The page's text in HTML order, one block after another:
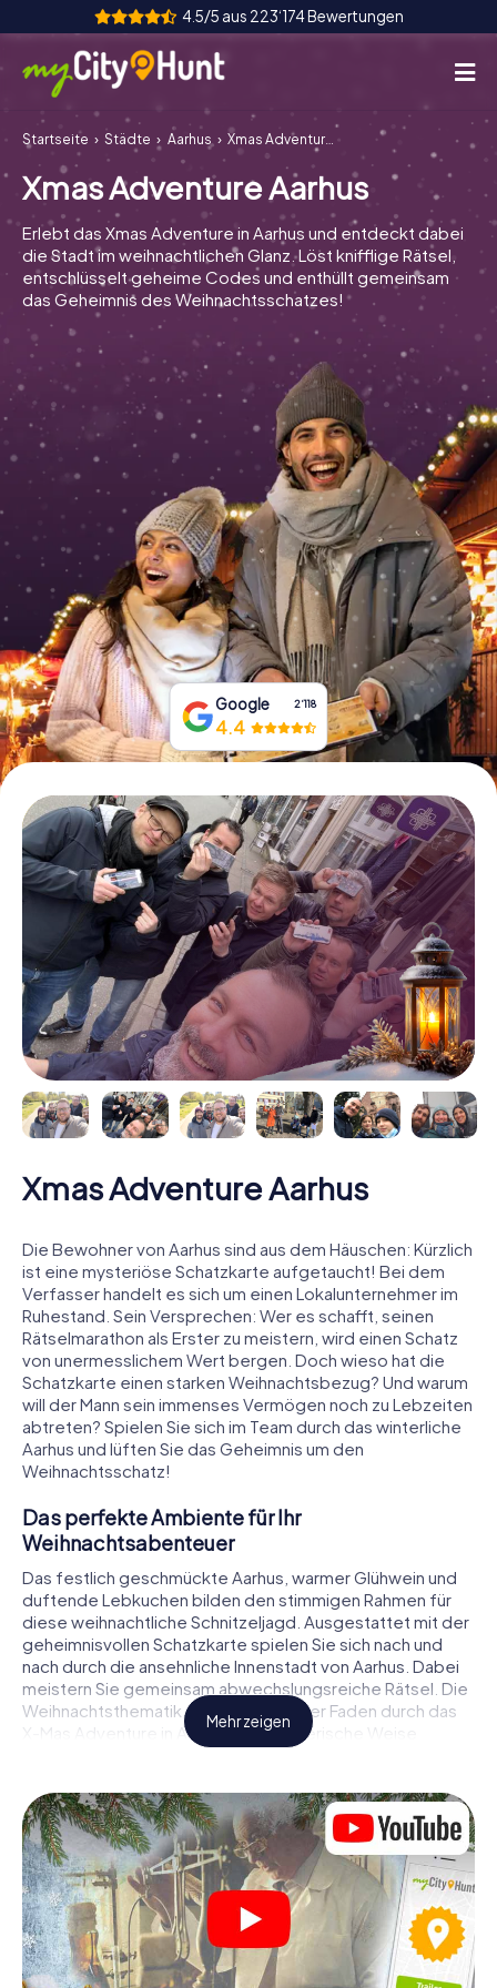
4.5/5 aus 223‘174 Bewertungen
So funktioniert's
Städte
Touren
Teamevent
Tickets
INT AT CH
DE
FR UK
IT
NL
Tickets buchen
Gutscheine bestellen
Startseite Städte Aarhus Xmas Adventure Aarhus
Xmas Adventure Aarhus
Erlebt das Xmas Adventure in Aarhus und entdeckt dabei
die Stadt im weihnachtlichen Glanz. Löst knifflige Rätsel,
entschlüsselt geheime Codes und enthüllt gemeinsam
das Geheimnis des Weihnachtsschatzes!
Google 2‘118
4.4
Xmas Adventure Aarhus
Die Bewohner von Aarhus sind aus dem Häuschen: Kürzlich
ist eine mysteriöse Schatzkarte aufgetaucht! Bei dem
Verfasser handelt es sich um einen Lokalunternehmer im
Ruhestand. Sein Versprechen: Wer es schafft, seinen
Rätselmarathon als Erster zu meistern, wird einen Schatz
von unermesslichem Wert bergen. Doch wieso hat die
Schatzkarte einen starken Weihnachtsbezug? Und warum
will der Mann sein immenses Vermögen noch zu Lebzeiten
abtreten? Spielen Sie sich im Team durch das winterliche
Aarhus und lüften Sie das Geheimnis um den
Weihnachtsschatz!
Das perfekte Ambiente für Ihr
Weihnachtsabenteuer
Das festlich geschmückte Aarhus, warmer Glühwein und
duftende Lebkuchen bilden den stimmigen Rahmen für
diese weihnachtliche Schnitzeljagd. Ausgestattet mit der
geheimnisvollen Schatzkarte spielen Sie sich nach und
nach durch die ansehnliche Innenstadt von Aarhus. Dabei
meistern Sie gemeinsam abwechslungsreiche Rätsel. Die
Weihnachtsthematik zieht sich als roter Faden durch das
X-Mas Adventure in Aarhus. Auf spielerische Weise
erfahren Sie faszinierende Anekdoten rund um das
Hinweise richtig zu deuten und anderen Schatzsuchern
stets einen Schritt voraus zu sein?
Der Weihnachtsmarkt von Aarhus als
Zwischenstopp
Stellen Sie ein kompetentes Team aus Freunden oder
Familienmitgliedern zusammen und begeben Sie sich
gemeinsam auf eine weihnachtliche Rätseltour durch
Mehr zeigen